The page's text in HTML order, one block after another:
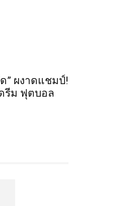
” ผงาดแชมป์!
รีม ฟุตบอล